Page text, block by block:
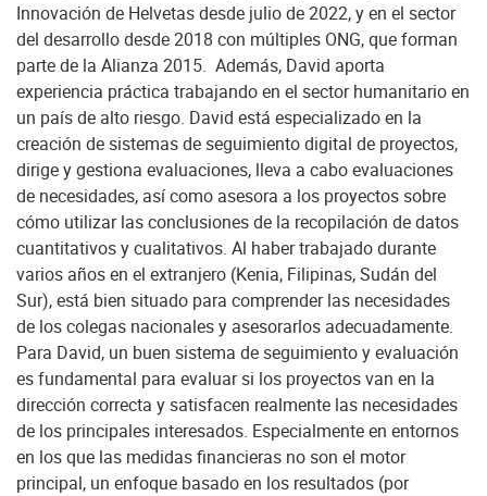
Innovación de Helvetas desde julio de 2022, y en el sector
del desarrollo desde 2018 con múltiples ONG, que forman
parte de la Alianza 2015. Además, David aporta
experiencia práctica trabajando en el sector humanitario en
un país de alto riesgo. David está especializado en la
creación de sistemas de seguimiento digital de proyectos,
dirige y gestiona evaluaciones, lleva a cabo evaluaciones
de necesidades, así como asesora a los proyectos sobre
cómo utilizar las conclusiones de la recopilación de datos
cuantitativos y cualitativos. Al haber trabajado durante
varios años en el extranjero (Kenia, Filipinas, Sudán del
Sur), está bien situado para comprender las necesidades
de los colegas nacionales y asesorarlos adecuadamente.
Para David, un buen sistema de seguimiento y evaluación
es fundamental para evaluar si los proyectos van en la
dirección correcta y satisfacen realmente las necesidades
de los principales interesados. Especialmente en entornos
en los que las medidas financieras no son el motor
principal, un enfoque basado en los resultados (por